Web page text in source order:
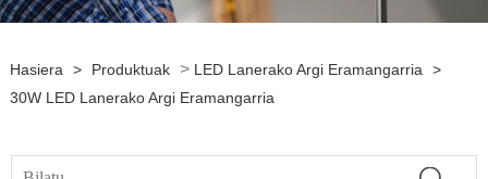
Hasiera > Produktuak > LED Lanerako Argi Eramangarria
>
30W LED Lanerako Argi Eramangarria